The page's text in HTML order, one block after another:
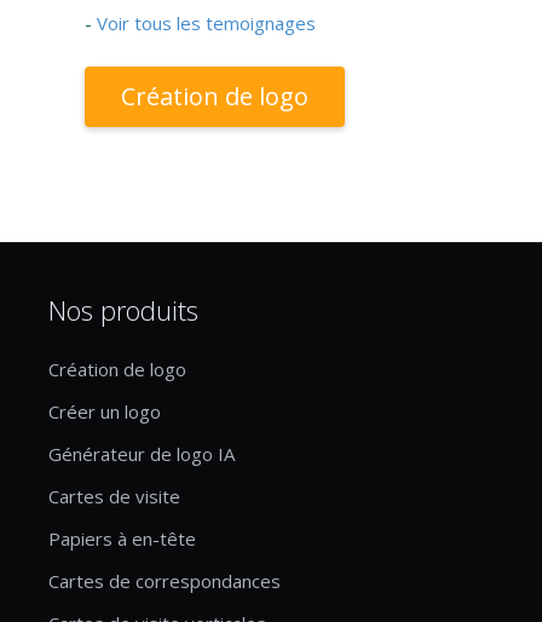
- Voir tous les temoignages
Création de logo
Nos produits
Création de logo
Créer un logo
Générateur de logo IA
Cartes de visite
Papiers à en-tête
Cartes de correspondances